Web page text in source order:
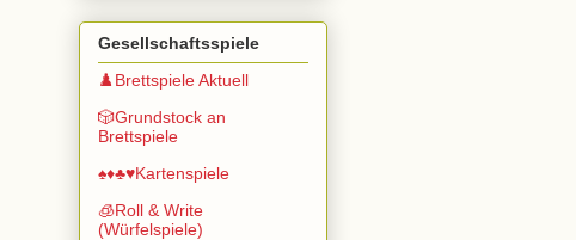
Gesellschaftsspiele
♟️Brettspiele Aktuell
🎲Grundstock an
Brettspiele
♠️♦️♣️♥️Kartenspiele
🧊Roll & Write
(Würfelspiele)